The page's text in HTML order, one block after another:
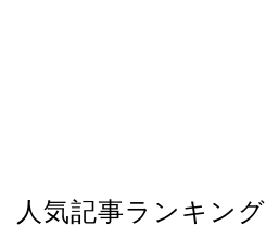
人気記事ランキング